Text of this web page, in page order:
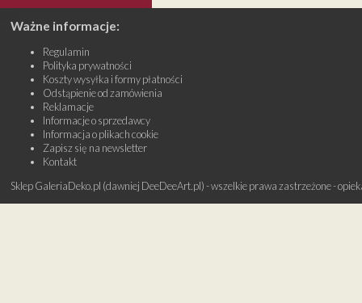
Ważne informacje:
Regulamin
Polityka prywatności
Koszty wysyłka i formy płatności
Odstąpienie od zamówienia
Reklamacje
Informacje o sprzedawcy
Informacja o plikach cookie
Zapisz się na newsletter
Kontakt
Sklep GaleriaDeko.pl (dawniej DeeDeeArt.pl) - wszelkie prawa zastrzeżone -